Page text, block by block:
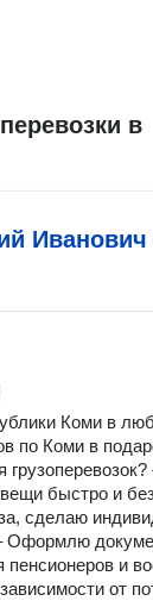
в
Коми в
по Коми в
быстро и
сделаю
Оформлю
пенсионеров и
от